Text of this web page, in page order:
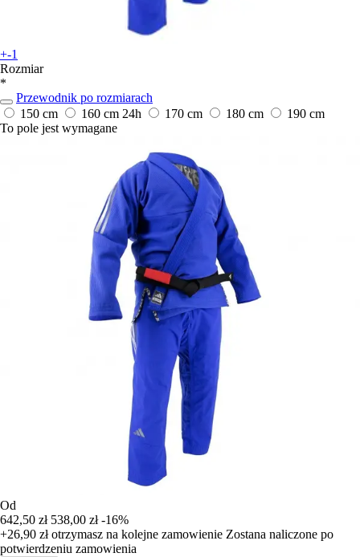
+-1
Rozmiar
*
Przewodnik po rozmiarach
150 cm
160 cm 24h 170 cm 180 cm
190 cm
To pole jest wymagane
Od
642,50 zł 538,00 zł -16%
+26,90 złotrzymasz na kolejne zamowienie Zostana naliczone po
potwierdzeniu zamowienia